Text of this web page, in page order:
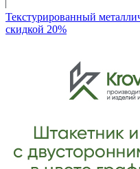
Текстурированный
скидкой 20%